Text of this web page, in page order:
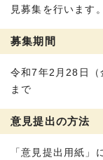
見募集を行います。
募集期間
令和7年2月28日（
まで
意見提出の方法
「意見提出用紙」